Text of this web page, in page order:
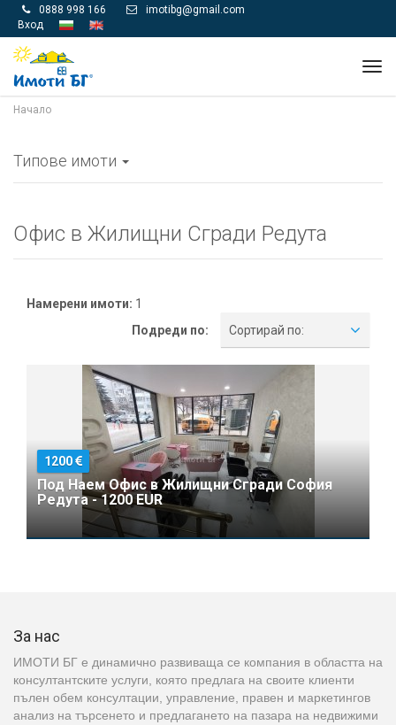
 0888 998 166 
imotibg@gmail.com
Вход
Начало
Типове имоти
Офис в Жилищни Сгради Редута
Намерени имоти: 1
Подреди по:
Сортирай по:
1200
Под Наем Офис в Жилищни Сгради София
Редута - 1200 EUR
За нас
ИМОТИ БГ е динамично развиваща се компания в областта на
консултантските услуги, която предлага на своите клиенти
пълен обем консултации, управление, правен и маркетингов
анализ на търсенето и предлагането на пазара на недвижими